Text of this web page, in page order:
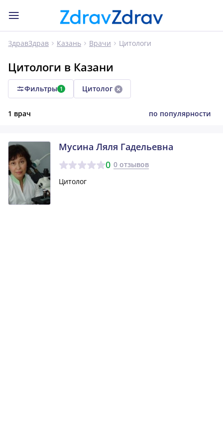
ЗдравЗдрав Казань Врачи Цитологи
Цитологи в Казани
Фильтры 1 Цитолог
1 врач по популярности
Мусина Ляля Гадельевна
0 0 отзывов
Цитолог